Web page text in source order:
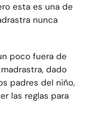
esta es una de
nunca
poco fuera de
dado
padres del niño,
las reglas para